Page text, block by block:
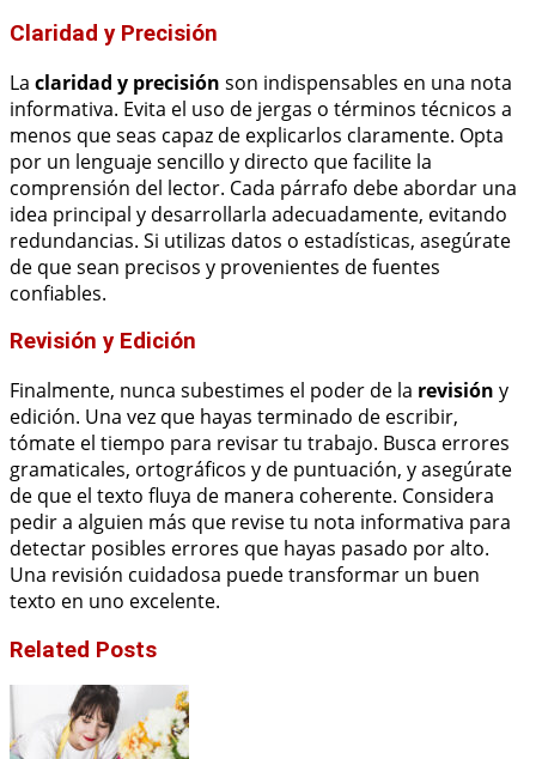
Claridad y Precisión
La claridad y precisión son indispensables en una nota
informativa. Evita el uso de jergas o términos técnicos a
menos que seas capaz de explicarlos claramente. Opta
por un lenguaje sencillo y directo que facilite la
comprensión del lector. Cada párrafo debe abordar una
idea principal y desarrollarla adecuadamente, evitando
redundancias. Si utilizas datos o estadísticas, asegúrate
de que sean precisos y provenientes de fuentes
confiables.
Revisión y Edición
Finalmente, nunca subestimes el poder de la revisión y
edición. Una vez que hayas terminado de escribir,
tómate el tiempo para revisar tu trabajo. Busca errores
gramaticales, ortográficos y de puntuación, y asegúrate
de que el texto fluya de manera coherente. Considera
pedir a alguien más que revise tu nota informativa para
detectar posibles errores que hayas pasado por alto.
Una revisión cuidadosa puede transformar un buen
texto en uno excelente.
Related Posts